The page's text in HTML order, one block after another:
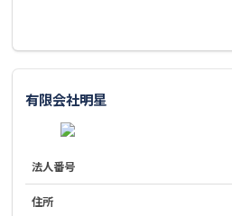
有限会社明星
法人番号
住所